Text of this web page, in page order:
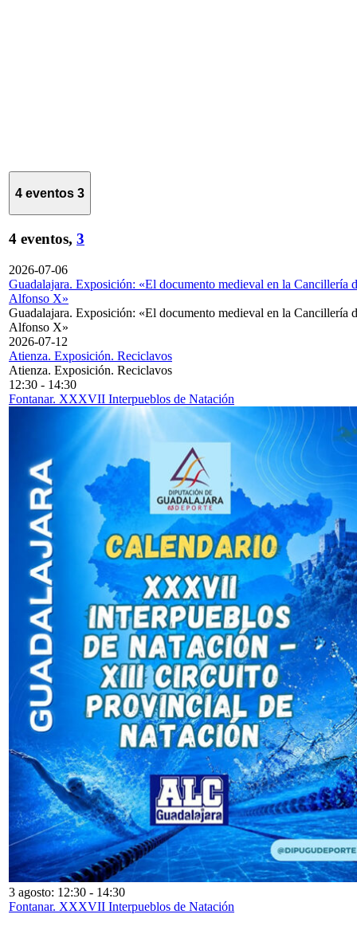
4 eventos 3
4 eventos, 3
2026-07-06
Guadalajara. Exposición: «El documento medieval en la Cancillería
Alfonso X»
Guadalajara. Exposición: «El documento medieval en la Cancillería
Alfonso X»
2026-07-12
Atienza. Exposición. Reciclavos
Atienza. Exposición. Reciclavos
12:30 - 14:30
Fontanar. XXXVII Interpueblos de Natación
3 agosto: 12:30 - 14:30
Fontanar. XXXVII Interpueblos de Natación